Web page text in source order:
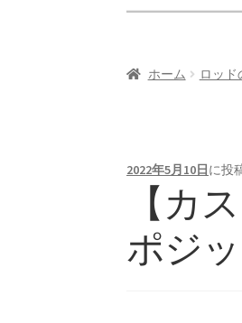
プ ホーム ロッ
2022年5月10日に投
【カ
ポジッ